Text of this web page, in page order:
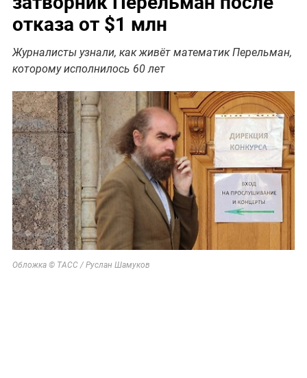
отказа от $1 млн
Журналисты узнали, как живёт математик Перельман,
которому исполнилось 60 лет
Обложка © ТАСС / Руслан Шамуков